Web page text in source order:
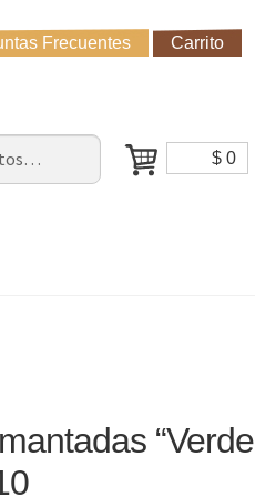
Frecuentes Carrito
Cómo Comprar?
$0
“Verde